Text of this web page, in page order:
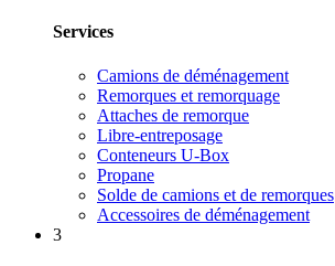
Services
Camions de déménagement
Remorques et remorquage
Attaches de remorque
Libre-entreposage
Conteneurs U-Box
Propane
Solde de camions et de remorques
Accessoires de déménagement
3